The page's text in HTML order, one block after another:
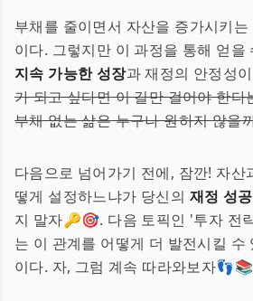
부채를 줄이면서 자산을 증가시키
이다. 그렇지만 이 과정을 통해 얻을
지속 가능한 성장과 재정의 안정성
가 되고 싶다면 이 길만 걸어야 한다
부채 없는 삶은 누구나 원하지 않을
다음으로 넘어가기 전에, 잠깐! 자산
떻게 설정하느냐가 당신의 재정 성공
지 말자🔑🎯. 다음 토픽인 '투자 전
는 이 관계를 어떻게 더 발전시킬 수
이다. 자, 그럼 계속 따라와보자